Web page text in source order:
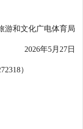
游和文化广电体育局
2026年5月27日
）